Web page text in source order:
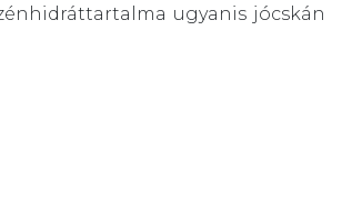
ugyanis jócskán